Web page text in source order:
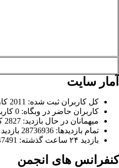
آمار سایت
کل کاربران ثبت شده: 2011 کاربر
کاربران حاضر در وبگاه: 0 کاربر
میهمانان در حال بازدید: 2827 کاربر
تمام بازدید‌ها: 28736936 بازدید
بازدید ۲۴ ساعت گذشته: 47491 بازدید
کنفرانس های انجمن